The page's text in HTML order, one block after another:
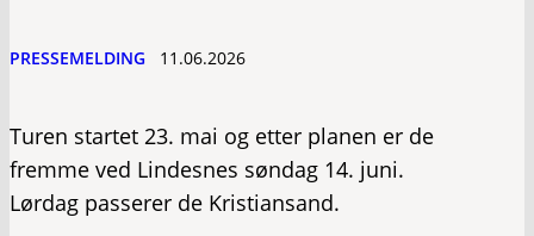
PRESSEMELDING 11.06.2026
Turen startet 23. mai og etter planen er de
fremme ved Lindesnes søndag 14. juni.
Lørdag passerer de Kristiansand.